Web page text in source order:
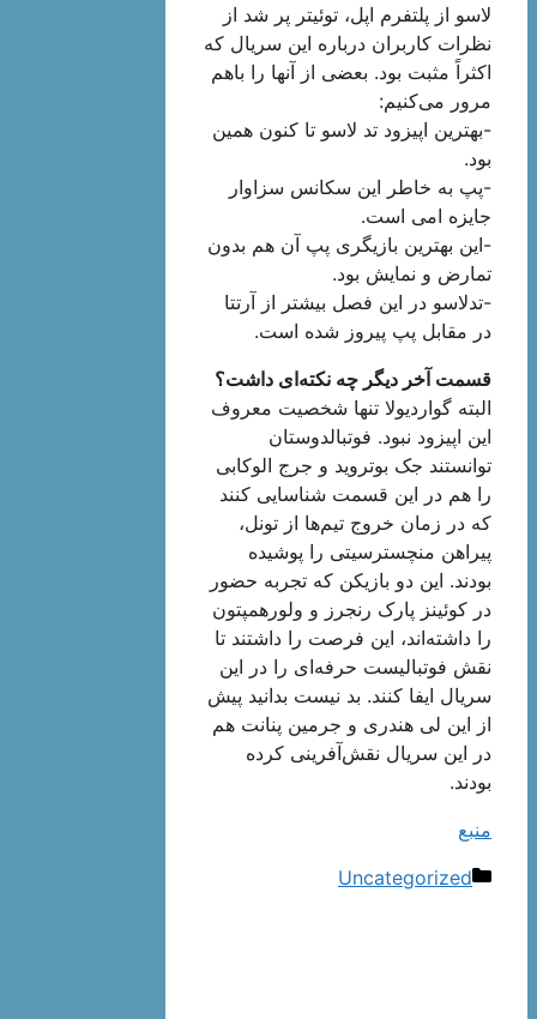
لاسو از پلتفرم اپل، توئیتر پر شد از
نظرات کاربران درباره این سریال که
اکثراً مثبت بود. بعضی از آنها را باهم
مرور می‌کنیم:
-بهترین اپیزود تد لاسو تا کنون همین
بود.
-پپ به خاطر این سکانس سزاوار
جایزه امی است.
-این بهترین بازیگری پپ آن هم بدون
تمارض و نمایش بود.
-تدلاسو در این فصل بیشتر از آرتتا
در مقابل پپ پیروز شده است.
قسمت آخر دیگر چه نکته‌ای داشت؟
البته گواردیولا تنها شخصیت معروف
این اپیزود نبود. فوتبالدوستان
توانستند جک بوتروید و جرج الوکابی
را هم در این قسمت شناسایی کنند
که در زمان خروج تیم‌ها از تونل،
پیراهن منچسترسیتی را پوشیده
بودند. این دو بازیکن که تجربه حضور
در کوئینز پارک رنجرز و ولورهمپتون
را داشته‌اند، این فرصت را داشتند تا
نقش فوتبالیست حرفه‌ای را در این
سریال ایفا کنند. بد نیست بدانید پیش
از این لی هندری و جرمین پنانت هم
در این سریال نقش‌آفرینی کرده
بودند.
منبع
دسته‌ها
Uncategorized